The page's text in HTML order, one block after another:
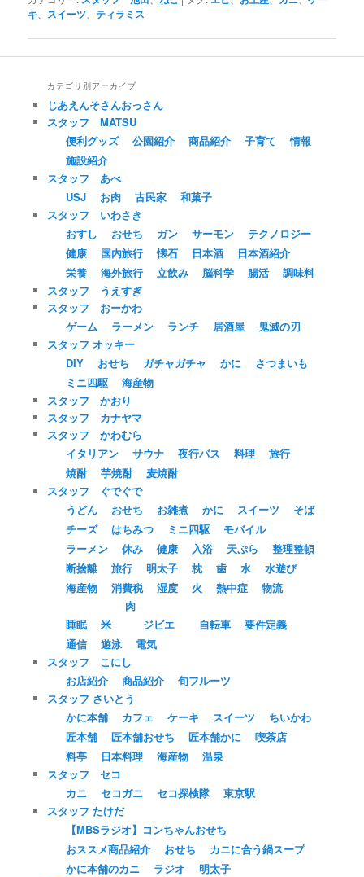
キ
スイーツ 、ティラミス
カテゴリ別アーカイブ
じあえんそさんおっさん
スタッフ MATSU
便利グッズ
公園紹介 商品紹介 子育て
情報
施設紹介
スタッフ あべ
USJ
お肉 古民家
和菓子
スタッフ いわさき
おすし
おせち ガン サーモン
テクノロジー
健康
国内旅行 懐石 日本酒
日本酒紹介
栄養
海外旅行 立飲み 脳科学 腸活
調味料
スタッフ うえすぎ
スタッフ おーかわ
ゲーム
ラーメン ランチ 居酒屋
鬼滅の刃
スタッフ オッキー
DIY
おせち ガチャガチャ かに
さつまいも
ミニ四駆
海産物
スタッフ かおり
スタッフ カナヤマ
スタッフ かわむら
イタリアン
サウナ 夜行バス 料理
旅行
焼酎
芋焼酎
麦焼酎
スタッフ ぐでぐで
うどん
おせち お雑煮 かに スイーツ
そば
チーズ
はちみつ ミニ四駆
モバイル
ラーメン
休み 健康 入浴 天ぷら
整理整頓
断捨離
旅行 明太子 枕 歯 水
水遊び
海産物
消費税 湿度 火 熱中症 物流
睡眠 米
肉
ジビエ
自転車
要件定義
通信
遊泳
電気
スタッフ こにし
お店紹介
商品紹介
旬フルーツ
スタッフ さいとう
かに本舗
カフェ ケーキ スイーツ
ちいかわ
匠本舗
匠本舗おせち 匠本舗かに
喫茶店
料亭
日本料理 海産物
温泉
スタッフ セコ
カニ
セコガニ セコ探検隊
東京駅
スタッフ たけだ
【MBSラジオ】コンちゃんおせち
おススメ商品紹介
おせち
カニに合う鍋スープ
かに本舗のカニ
ラジオ
明太子